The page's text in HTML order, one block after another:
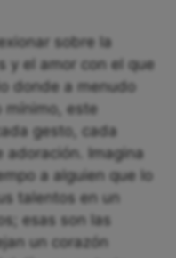
sobre la
y el amor con el que
donde a menudo
mínimo, este
gesto, cada
adoración. Imagina
a alguien que lo
talentos en un
esas son las
un corazón